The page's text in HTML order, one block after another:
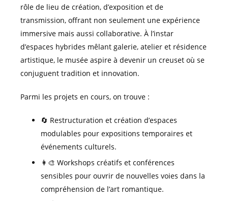
rôle de lieu de création, d’exposition et de
transmission, offrant non seulement une expérience
immersive mais aussi collaborative. À l’instar
d’espaces hybrides mêlant galerie, atelier et résidence
artistique, le musée aspire à devenir un creuset où se
conjuguent tradition et innovation.
Parmi les projets en cours, on trouve :
🔄 Restructuration et création d’espaces
modulables pour expositions temporaires et
événements culturels.
👩‍🎨 Workshops créatifs et conférences
sensibles pour ouvrir de nouvelles voies dans la
compréhension de l’art romantique.